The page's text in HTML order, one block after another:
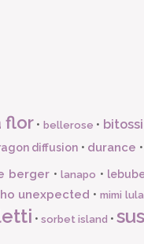
flor • bellerose •
diffusion • durance •
berger •lanapo •
unexpected • mimi lula
• sorbet island •